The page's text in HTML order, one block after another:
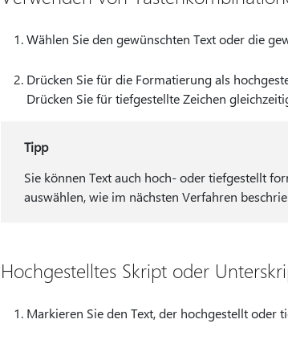
Wählen Sie den gewünschten Text oder die
Drücken Sie für die Formatierung als
Drücken Sie für tiefgestellte Zeichen
Tipp
Sie können Text auch hoch- oder tiefgestellt
auswählen, wie im nächsten Verfahren
Hochgestelltes Skript oder
Markieren Sie den Text, der hochgestellt oder